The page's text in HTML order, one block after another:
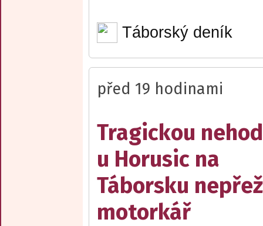
Táborský deník
před 19 hodinami
Tragickou
u Horusic na
Táborsku
motorkář